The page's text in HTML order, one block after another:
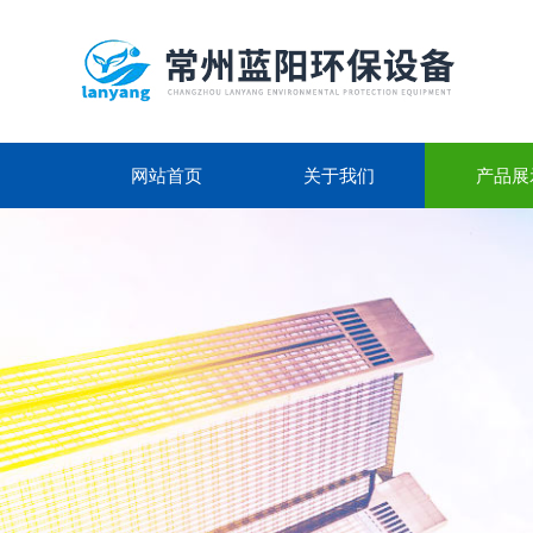
网站首页 关于我们 产品